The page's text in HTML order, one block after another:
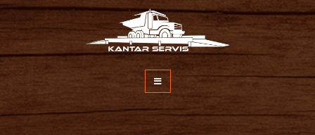
İçeriğe
Kantar Servisi